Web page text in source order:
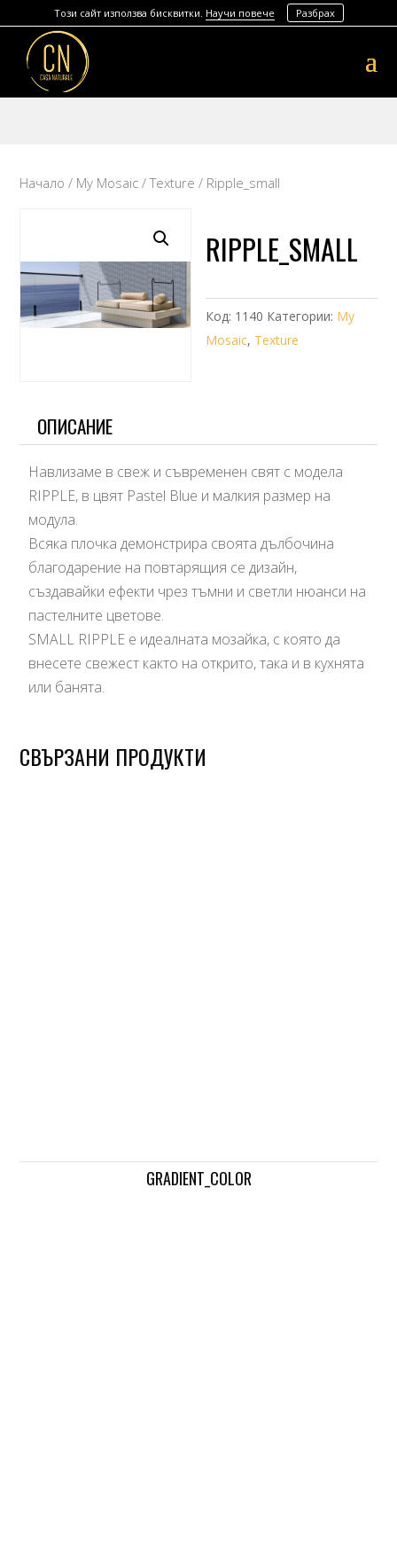
Начало / My Mosaic /Texture / Ripple_small
RIPPLE_SMALL
Код: 1140 Категории: My
Mosaic, Texture
ОПИСАНИЕ
Навлизаме в свеж и съвременен свят с модела
RIPPLE, в цвят Pastel Blue и малкия размер на
модула.
Всяка плочка демонстрира своята дълбочина
благодарение на повтарящия се дизайн,
създавайки ефекти чрез тъмни и светли нюанси на
пастелните цветове.
SMALL RIPPLE е идеалната мозайка, с която да
внесете свежест както на открито, така и в кухнята
или банята.
СВЪРЗАНИ ПРОДУКТИ
GRADIENT_COLOR
Този сайт използва бисквитки. Научи повече Разбрах